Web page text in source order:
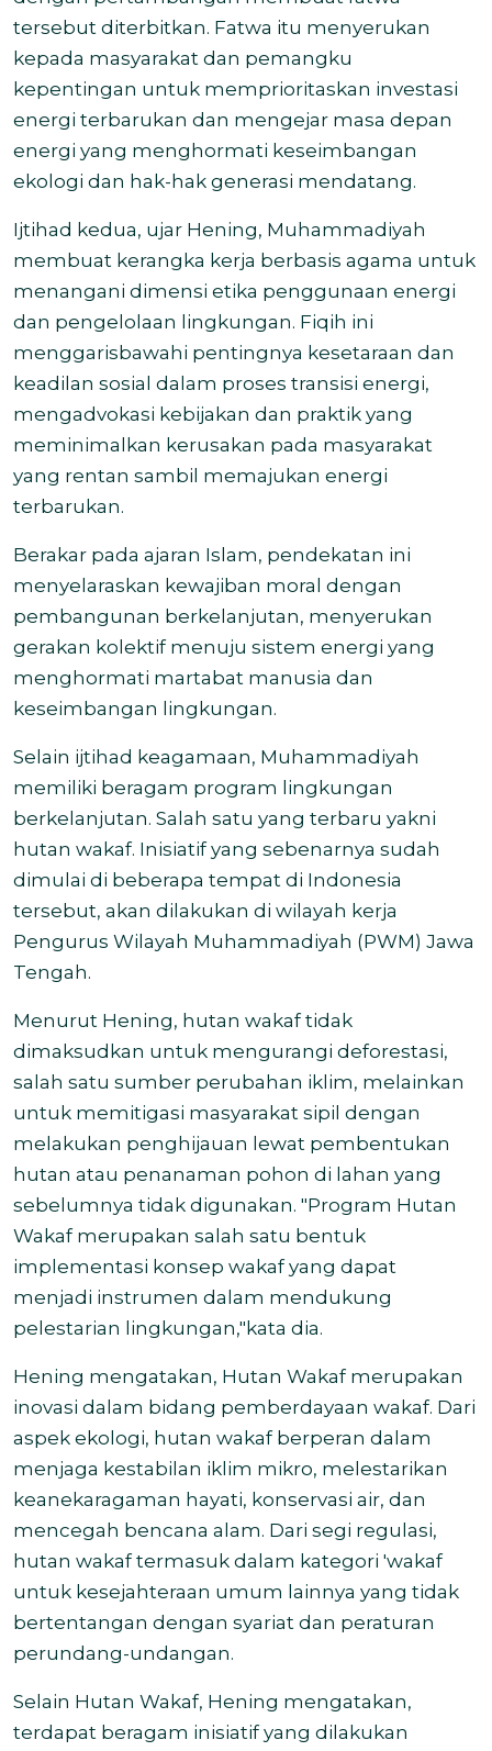
tersebut diterbitkan. Fatwa itu menyerukan
kepada masyarakat dan pemangku
kepentingan untuk memprioritaskan investasi
energi terbarukan dan mengejar masa depan
energi yang menghormati keseimbangan
ekologi dan hak-hak generasi mendatang.
Ijtihad kedua, ujar Hening, Muhammadiyah
membuat kerangka kerja berbasis agama untuk
menangani dimensi etika penggunaan energi
dan pengelolaan lingkungan. Fiqih ini
menggarisbawahi pentingnya kesetaraan dan
keadilan sosial dalam proses transisi energi,
mengadvokasi kebijakan dan praktik yang
meminimalkan kerusakan pada masyarakat
yang rentan sambil memajukan energi
terbarukan.
Berakar pada ajaran Islam, pendekatan ini
menyelaraskan kewajiban moral dengan
pembangunan berkelanjutan, menyerukan
gerakan kolektif menuju sistem energi yang
menghormati martabat manusia dan
keseimbangan lingkungan.
Selain ijtihad keagamaan, Muhammadiyah
memiliki beragam program lingkungan
berkelanjutan. Salah satu yang terbaru yakni
hutan wakaf. Inisiatif yang sebenarnya sudah
dimulai di beberapa tempat di Indonesia
tersebut, akan dilakukan di wilayah kerja
Pengurus Wilayah Muhammadiyah (PWM) Jawa
Tengah.
Menurut Hening, hutan wakaf tidak
dimaksudkan untuk mengurangi deforestasi,
salah satu sumber perubahan iklim, melainkan
untuk memitigasi masyarakat sipil dengan
melakukan penghijauan lewat pembentukan
hutan atau penanaman pohon di lahan yang
sebelumnya tidak digunakan. "Program Hutan
Wakaf merupakan salah satu bentuk
implementasi konsep wakaf yang dapat
menjadi instrumen dalam mendukung
pelestarian lingkungan,"kata dia.
Hening mengatakan, Hutan Wakaf merupakan
inovasi dalam bidang pemberdayaan wakaf. Dari
aspek ekologi, hutan wakaf berperan dalam
menjaga kestabilan iklim mikro, melestarikan
keanekaragaman hayati, konservasi air, dan
mencegah bencana alam. Dari segi regulasi,
hutan wakaf termasuk dalam kategori 'wakaf
untuk kesejahteraan umum lainnya yang tidak
bertentangan dengan syariat dan peraturan
perundang-undangan.
Selain Hutan Wakaf, Hening mengatakan,
terdapat beragam inisiatif yang dilakukan